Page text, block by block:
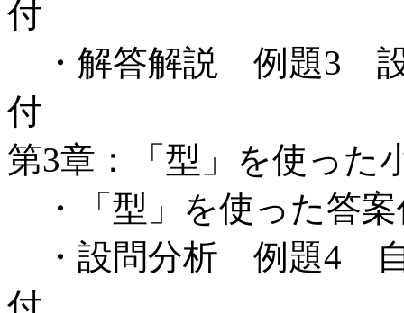
付
・解答解説 例題3
付
第3章：「型」を使った
・「型」を使った答案
・設問分析 例題4